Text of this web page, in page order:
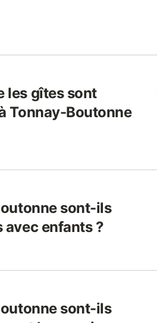
les gîtes sont
Tonnay-Boutonne
sont-ils
avec enfants ?
sont-ils